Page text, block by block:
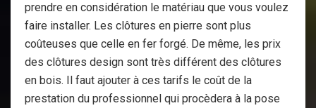
prendre en considération le matériau que vous voulez
faire installer. Les clôtures en pierre sont plus
coûteuses que celle en fer forgé. De même, les prix
des clôtures design sont très différent des clôtures
en bois. Il faut ajouter à ces tarifs le coût de la
prestation du professionnel qui procèdera à la pose